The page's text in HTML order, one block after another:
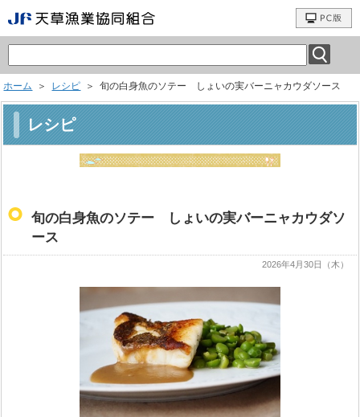
ホーム ＞ レシピ ＞ 旬の白身魚のソテー しょいの実バーニャカウダソース
レシピ
旬の白身魚のソテー しょいの実バーニャカウダソ
ース
2026年4月30日（木）